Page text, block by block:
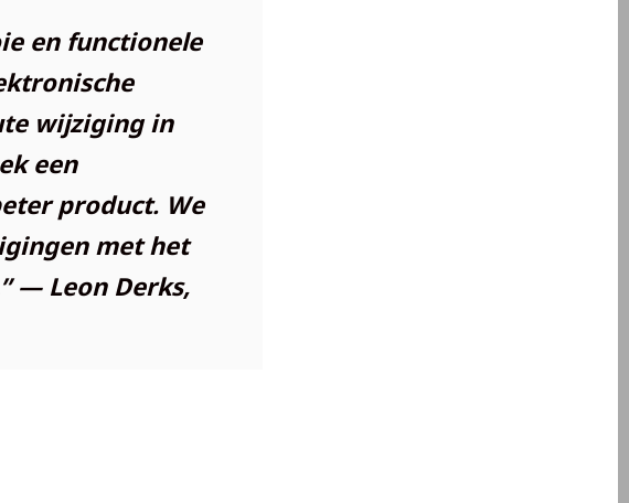
en functionele
wijziging in
een
product. We
met het
— Leon Derks,